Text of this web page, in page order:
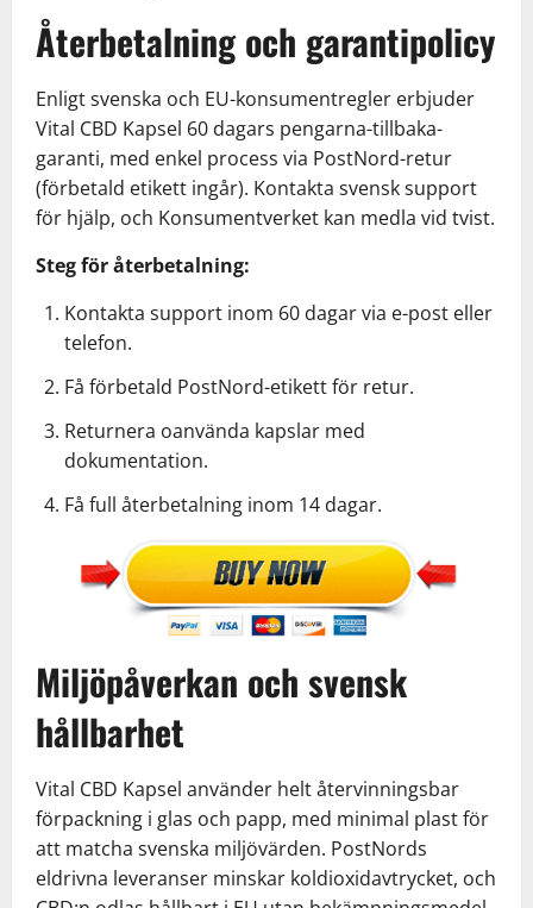
Återbetalning och garantipolicy
Enligt svenska och EU-konsumentregler erbjuder
Vital CBD Kapsel 60 dagars pengarna-tillbaka-
garanti, med enkel process via PostNord-retur
(förbetald etikett ingår). Kontakta svensk support
för hjälp, och Konsumentverket kan medla vid tvist.
Steg för återbetalning:
Kontakta support inom 60 dagar via e-post eller
telefon.
Få förbetald PostNord-etikett för retur.
Returnera oanvända kapslar med
dokumentation.
Få full återbetalning inom 14 dagar.
Miljöpåverkan och svensk
hållbarhet
Vital CBD Kapsel använder helt återvinningsbar
förpackning i glas och papp, med minimal plast för
att matcha svenska miljövärden. PostNords
eldrivna leveranser minskar koldioxidavtrycket, och